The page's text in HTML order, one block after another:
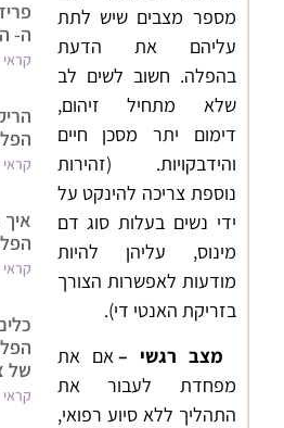
ה-
של
מספר מצבים שיש לתת
עליהם את הדעת
בהפלה. חשוב לשים לב
שלא מתחיל זיהום,
דימום יתר מסכן חיים
והידבקויות. (זהירות
נוספת צריכה להינקט על
ידי נשים בעלות סוג דם
מינוס, עליהן להיות
מודעות לאפשרות הצורך
בזריקת האנטי די).
מצב רגשי –אם את
מפחדת לעבור את
התהליך ללא סיוע רפואי,